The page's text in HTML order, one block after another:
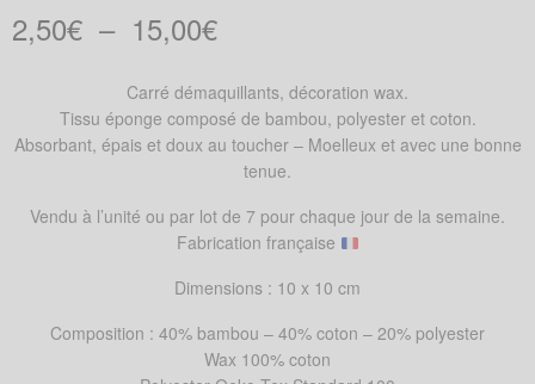
2,50€ – 15,00€Plage
de
prix :
2,50€
à
15,00€
Carré démaquillants, décoration wax.
Tissu éponge composé de bambou, polyester et coton.
Absorbant, épais et doux au toucher – Moelleux et avec une bonne
tenue.
Vendu à l’unité ou par lot de 7 pour chaque jour de la semaine.
Fabrication française
Dimensions : 10 x 10 cm
Composition : 40% bambou – 40% coton – 20% polyester
Wax 100% coton